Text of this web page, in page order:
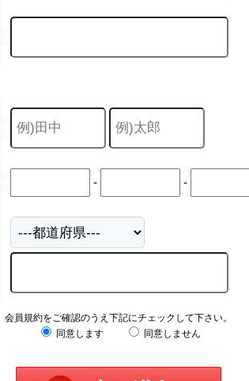
- -
会員規約をご確認のうえ下記にチェックして下さい。
同意します
同意しません